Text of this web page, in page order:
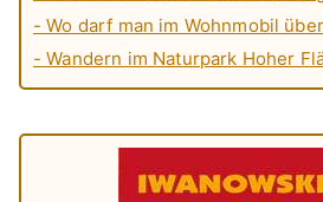
- Wo darf man im Wohnmobil
- Wandern im Naturpark Hoher